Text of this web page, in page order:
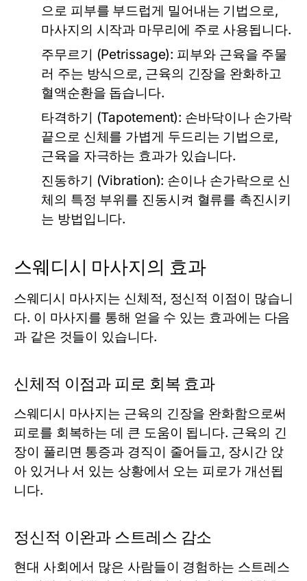
으로 피부를 부드럽게 밀어내는 기법으로,
마사지의 시작과 마무리에 주로 사용됩니다.
주무르기 (Petrissage): 피부와 근육을 주물
러 주는 방식으로, 근육의 긴장을 완화하고
혈액순환을 돕습니다.
타격하기 (Tapotement): 손바닥이나 손가락
끝으로 신체를 가볍게 두드리는 기법으로,
근육을 자극하는 효과가 있습니다.
진동하기 (Vibration): 손이나 손가락으로 신
체의 특정 부위를 진동시켜 혈류를 촉진시키
는 방법입니다.
스웨디시 마사지의 효과
스웨디시 마사지는 신체적, 정신적 이점이 많습니
다. 이 마사지를 통해 얻을 수 있는 효과에는 다음
과 같은 것들이 있습니다.
신체적 이점과 피로 회복 효과
스웨디시 마사지는 근육의 긴장을 완화함으로써
피로를 회복하는 데 큰 도움이 됩니다. 근육의 긴
장이 풀리면 통증과 경직이 줄어들고, 장시간 앉
아 있거나 서 있는 상황에서 오는 피로가 개선됩
니다.
정신적 이완과 스트레스 감소
현대 사회에서 많은 사람들이 경험하는 스트레스